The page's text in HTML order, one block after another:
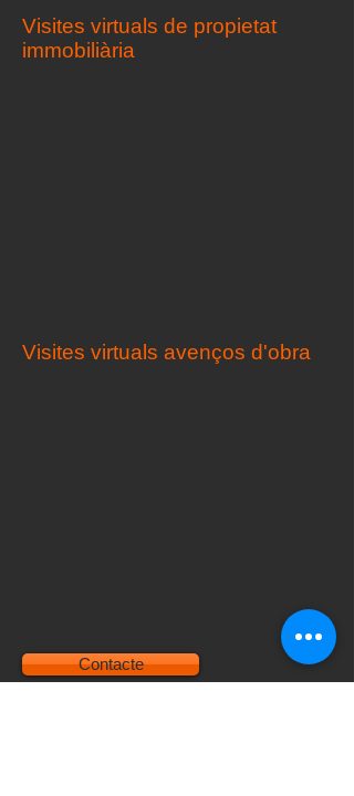
Visites virtuals de propietat
immobiliària
Visites virtuals avenços d'obra
Contacte